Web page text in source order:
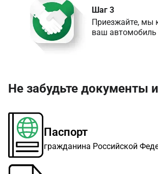
Шаг 3
Приезжайте, мы
ваш автомобиль
Не забудьте документы
Паспорт
гражданина Российской